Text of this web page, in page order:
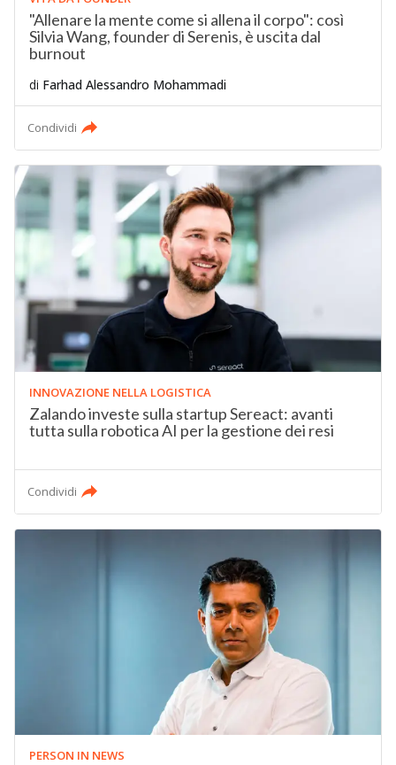
"Allenare la mente come si allena il corpo": così
Silvia Wang, founder di Serenis, è uscita dal
burnout
di Farhad Alessandro Mohammadi
Condividi
INNOVAZIONE NELLA LOGISTICA
Zalando investe sulla startup Sereact: avanti
tutta sulla robotica AI per la gestione dei resi
Condividi
PERSON IN NEWS